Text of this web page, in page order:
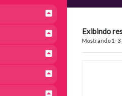
Exibindo
Mostrando